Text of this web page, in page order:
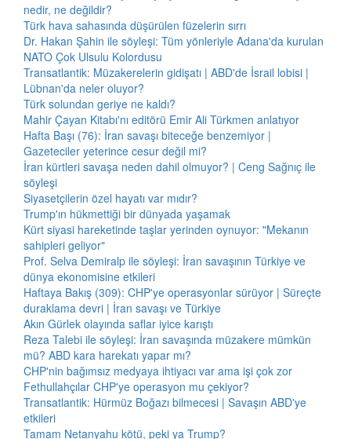
nedir, ne değildir?
Türk hava sahasında düşürülen füzelerin sırrı
Dr. Hakan Şahin ile söyleşi: Tüm yönleriyle Adana'da kurulan
NATO Çok Ulsulu Kolordusu
Transatlantik: Müzakerelerin gidişatı | ABD'de İsrail lobisi |
Lübnan'da neler oluyor?
Türk solundan geriye ne kaldı?
Mahir Çayan Kitabı'nı editörü Emir Ali Türkmen anlatıyor
Hafta Başı (76): İran savaşı biteceğe benzemiyor |
Gazeteciler yeterince cesur değil mi?
İran kürtleri savaşa neden dahil olmuyor? | Ceng Sağnıç ile
söyleşi
Siyasetçilerin özel hayatı var mıdır?
Trump'ın hükmettiği bir dünyada yaşamak
Kürt siyasi hareketinde taşlar yerinden oynuyor: "Mekanın
sahipleri geliyor"
Prof. Selva Demiralp ile söyleşi: İran savaşının Türkiye ve
dünya ekonomisine etkileri
Haftaya Bakış (309): CHP'ye operasyonlar sürüyor | Süreçte
duraklama devri | İran savaşı ve Türkiye
Akın Gürlek olayında saflar iyice karıştı
Reza Talebi ile söyleşi: İran savaşında müzakere mümkün
mü? ABD kara harekatı yapar mı?
CHP'nin bağımsız medyaya ihtiyacı var ama işi çok zor
Fethullahçılar CHP'ye operasyon mu çekiyor?
Transatlantik: Hürmüz Boğazı bilmecesi | Savaşın ABD'ye
etkileri
Tamam Netanyahu kötü, peki ya Trump?